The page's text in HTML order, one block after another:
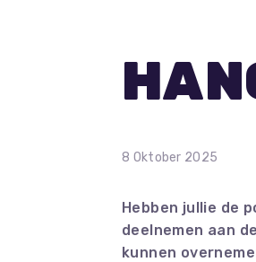
8 Oktober 2025
Hebben jullie de
deelnemen aan
kunnen